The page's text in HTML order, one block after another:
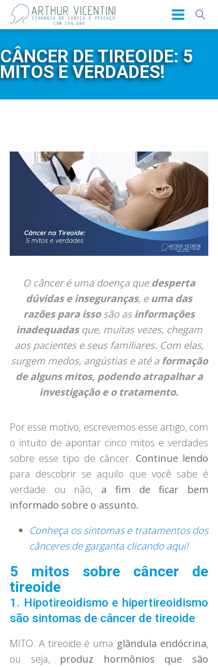
CÂNCER DE TIREOIDE: 5
MITOS E VERDADES!
O câncer é uma doença que desperta
dúvidas e inseguranças, e uma das
razões para issosão asinformações
inadequadasque, muitas vezes, chegam
aos pacientes e seus familiares. Com elas,
surgem medos, angústias e até a formação
de alguns mitos, podendo atrapalhar a
investigação e o tratamento.
Por esse motivo, escrevemos esse artigo, com
o intuito de apontar cinco mitos e verdades
sobre esse tipo de câncer. Continue lendo
para descobrir se aquilo que você sabe é
verdade ou não, a fim de ficar bem
informado sobre o assunto.
Conheça os sintomas e tratamentos dos
cânceres de garganta clicando aqui!
5 mitos sobre câncer de
tireoide
1. Hipotireoidismo e hipertireoidismo
são sintomas de câncer de tireoide
MITO. A tireoide é uma glândula endócrina,
ou seja, produz hormônios que são